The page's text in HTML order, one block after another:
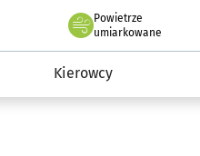
Powietrze
we Wrocławiu
umiarkowane
Kierowcy